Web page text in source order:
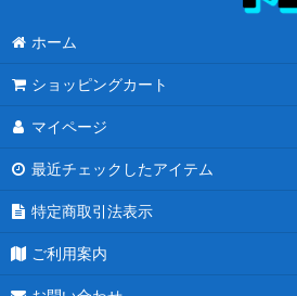
ホーム
ショッピングカート
マイページ
最近チェックしたアイテム
特定商取引法表示
ご利用案内